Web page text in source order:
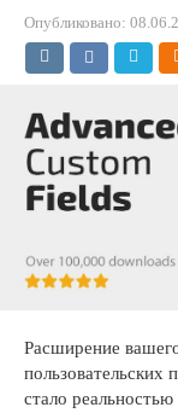
Опубликовано:
Расширение
пользовательских
стало